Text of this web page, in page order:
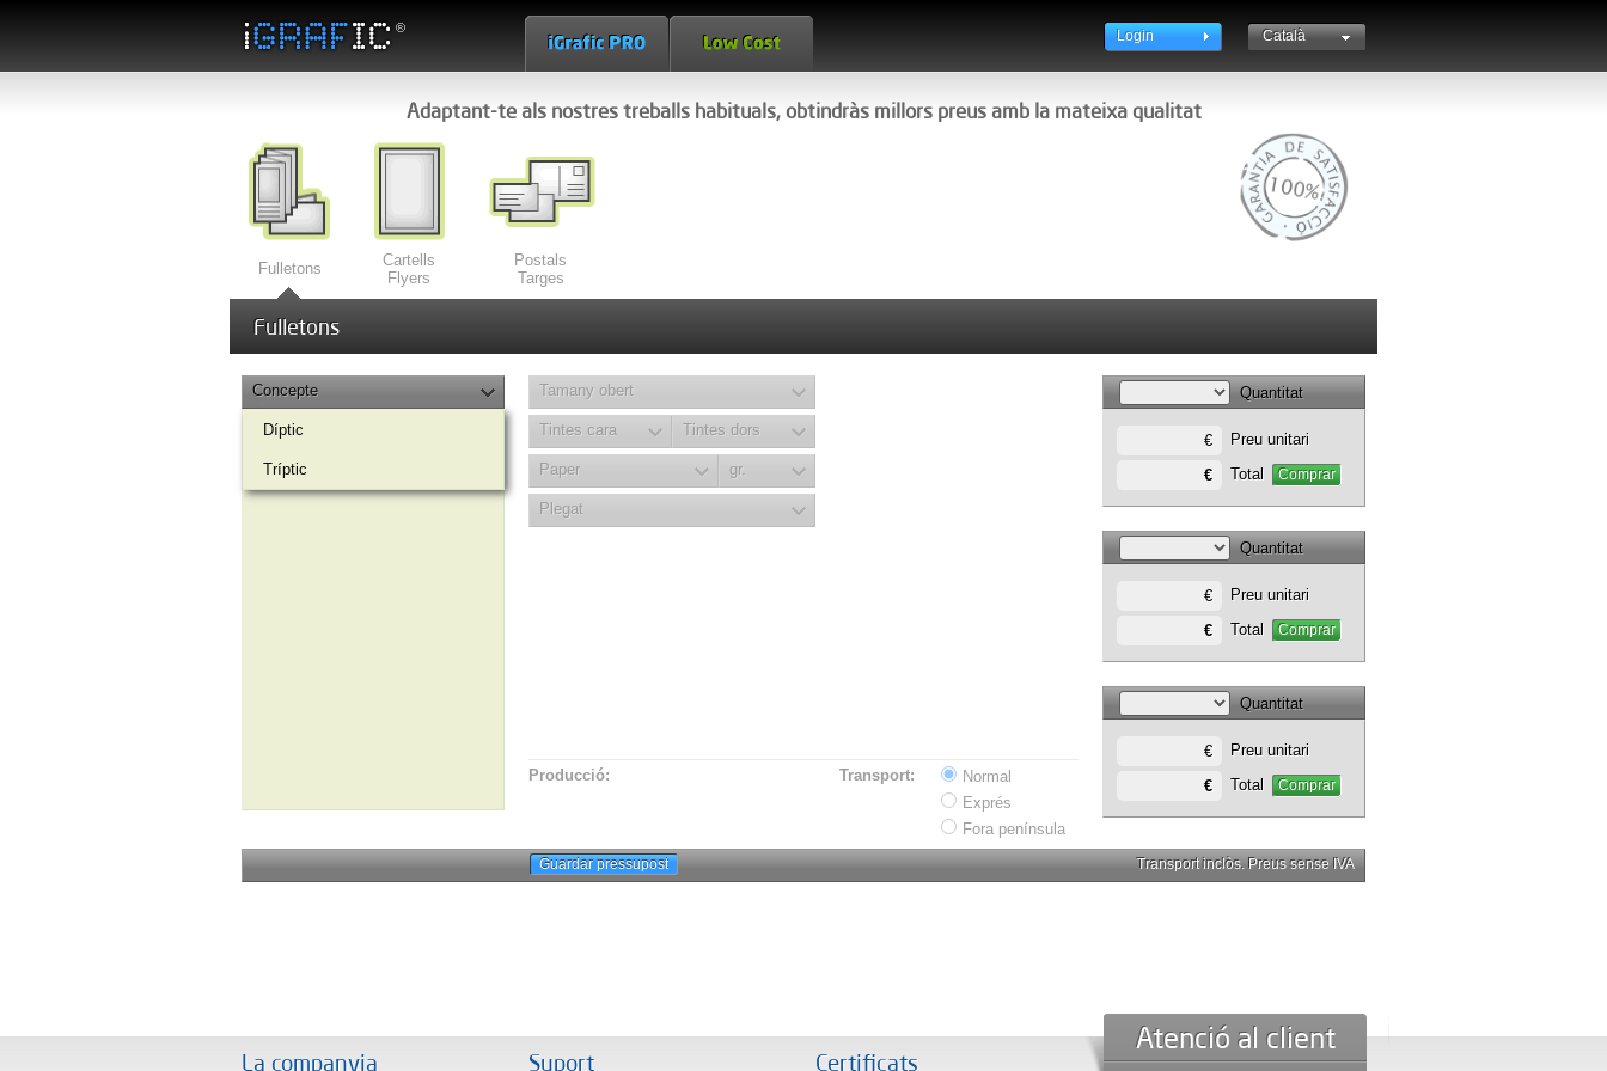
Login
Català
Adaptant-te als nostres treballs habituals, obtindràs millors preus amb la mateixa qualitat
Fulletons
Cartells
Flyers
Postals
Targes
Fulletons
Concepte
Díptic
Tríptic
Tamany obert
Tintes cara Tintes dors
Paper gr.
Plegat
Producció: Transport:
Normal
Exprés
Fora península
Quantitat
€
Preu unitari
€
Total Comprar
Quantitat
€
Preu unitari
€
Total Comprar
Quantitat
€
Preu unitari
€
Total Comprar
Transport inclòs. Preus sense IVA
Guardar pressupost
Atenció al client
La companyia Suport Certificats